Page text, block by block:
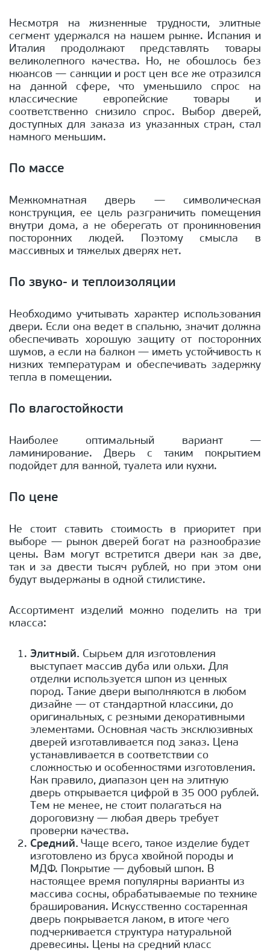
Несмотря на жизненные трудности, элитные
сегмент удержался на нашем рынке. Испания и
Италия продолжают представлять товары
великолепного качества. Но, не обошлось без
нюансов — санкции и рост цен все же отразился
на данной сфере, что уменьшило спрос на
классические европейские товары и
соответственно снизило спрос. Выбор дверей,
доступных для заказа из указанных стран, стал
намного меньшим.
По массе
Межкомнатная дверь — символическая
конструкция, ее цель разграничить помещения
внутри дома, а не оберегать от проникновения
посторонних людей. Поэтому смысла в
массивных и тяжелых дверях нет.
По звуко- и теплоизоляции
Необходимо учитывать характер использования
двери. Если она ведет в спальню, значит должна
обеспечивать хорошую защиту от посторонних
шумов, а если на балкон — иметь устойчивость к
низких температурам и обеспечивать задержку
тепла в помещении.
По влагостойкости
Наиболее оптимальный вариант —
ламинирование. Дверь с таким покрытием
подойдет для ванной, туалета или кухни.
По цене
Не стоит ставить стоимость в приоритет при
выборе — рынок дверей богат на разнообразие
цены. Вам могут встретится двери как за две,
так и за двести тысяч рублей, но при этом они
будут выдержаны в одной стилистике.
Ассортимент изделий можно поделить на три
класса:
Элитный. Сырьем для изготовления
выступает массив дуба или ольхи. Для
отделки используется шпон из ценных
пород. Такие двери выполняются в любом
дизайне — от стандартной классики, до
оригинальных, с резными декоративными
элементами. Основная часть эксклюзивных
дверей изготавливается под заказ. Цена
устанавливается в соответствии со
сложностью и особенностями изготовления.
Как правило, диапазон цен на элитную
дверь открывается цифрой в 35 000 рублей.
Тем не менее, не стоит полагаться на
дороговизну — любая дверь требует
проверки качества.
Средний. Чаще всего, такое изделие будет
изготовлено из бруса хвойной породы и
МДФ. Покрытие — дубовый шпон. В
настоящее время популярны варианты из
массива сосны, обрабатываемые по технике
браширования. Искусственно состаренная
дверь покрывается лаком, в итоге чего
подчеркивается структура натуральной
древесины. Цены на средний класс